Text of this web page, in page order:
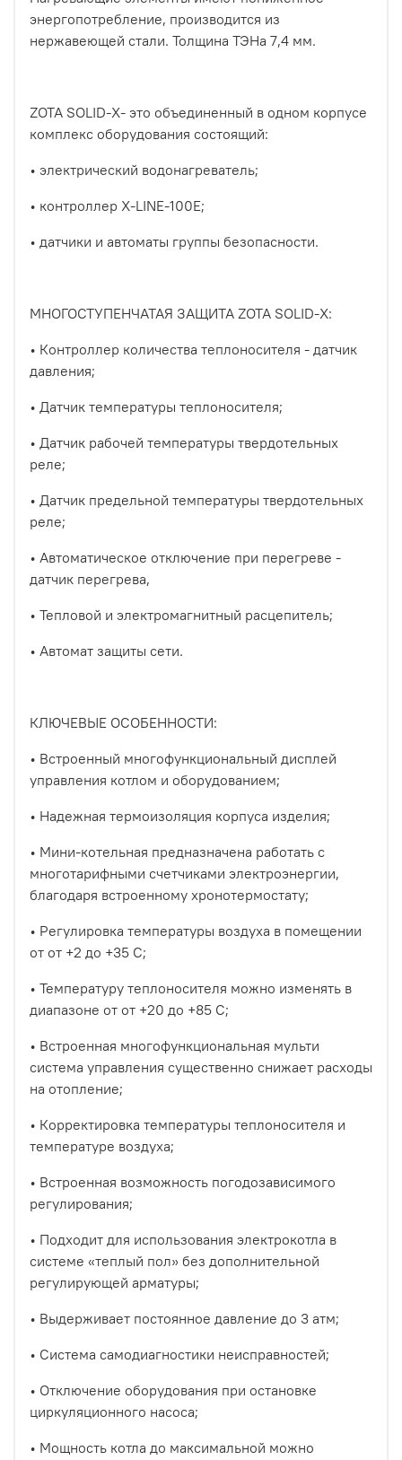
энергопотребление, производится из
нержавеющей стали. Толщина ТЭНа 7,4 мм.
ZOTA SOLID-X- это объединенный в одном корпусе
комплекс оборудования состоящий:
• электрический водонагреватель;
• контроллер X-LINE-100E;
• датчики и автоматы группы безопасности.
МНОГОСТУПЕНЧАТАЯ ЗАЩИТА ZOTA SOLID-X:
• Контроллер количества теплоносителя - датчик
давления;
• Датчик температуры теплоносителя;
• Датчик рабочей температуры твердотельных
реле;
• Датчик предельной температуры твердотельных
реле;
• Автоматическое отключение при перегреве -
датчик перегрева,
• Тепловой и электромагнитный расцепитель;
• Автомат защиты сети.
КЛЮЧЕВЫЕ ОСОБЕННОСТИ:
• Встроенный многофункциональный дисплей
управления котлом и оборудованием;
• Надежная термоизоляция корпуса изделия;
• Мини-котельная предназначена работать с
многотарифными счетчиками электроэнергии,
благодаря встроенному хронотермостату;
• Регулировка температуры воздуха в помещении
от от +2 до +35 С;
• Температуру теплоносителя можно изменять в
диапазоне от от +20 до +85 С;
• Встроенная многофункциональная мульти
система управления существенно снижает расходы
на отопление;
• Корректировка температуры теплоносителя и
температуре воздуха;
• Встроенная возможность погодозависимого
регулирования;
• Подходит для использования электрокотла в
системе «теплый пол» без дополнительной
регулирующей арматуры;
• Выдерживает постоянное давление до 3 атм;
• Система самодиагностики неисправностей;
• Отключение оборудования при остановке
циркуляционного насоса;
• Мощность котла до максимальной можно